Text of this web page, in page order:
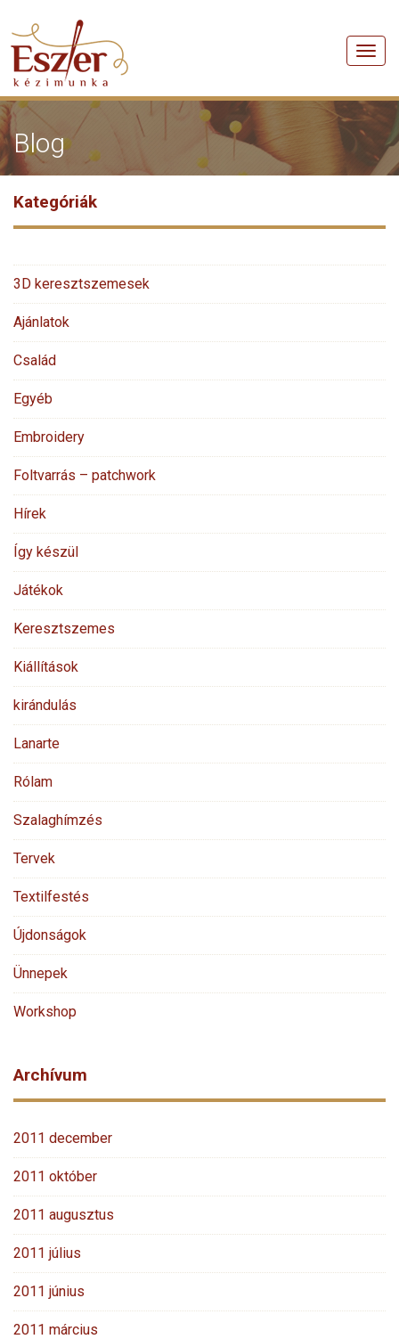
Menü
Blog
Kategóriák
3D keresztszemesek
Ajánlatok
Család
Egyéb
Embroidery
Foltvarrás – patchwork
Hírek
Így készül
Játékok
Keresztszemes
Kiállítások
kirándulás
Lanarte
Rólam
Szalaghímzés
Tervek
Textilfestés
Újdonságok
Ünnepek
Workshop
Archívum
2011 december
2011 október
2011 augusztus
2011 július
2011 június
2011 március